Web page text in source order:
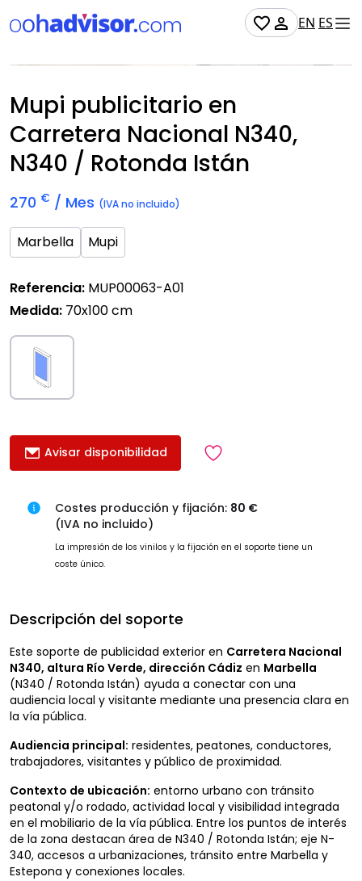
EN ES
No Disponible
Mupi publicitario en
Carretera Nacional N340,
N340 / Rotonda Istán
270 € / Mes (IVA no incluido)
Marbella Mupi
Referencia: MUP00063-A01
Medida: 70x100 cm
Avisar disponibilidad
Costes producción y fijación: 80 €
(IVA no incluido)
La impresión de los vinilos y la fijación en el soporte tiene un
coste único.
Descripción del soporte
Este soporte de publicidad exterior en Carretera Nacional
N340, altura Río Verde, dirección Cádiz en Marbella
(N340 / Rotonda Istán) ayuda a conectar con una
audiencia local y visitante mediante una presencia clara en
la vía pública.
Audiencia principal: residentes, peatones, conductores,
trabajadores, visitantes y público de proximidad.
Contexto de ubicación: entorno urbano con tránsito
peatonal y/o rodado, actividad local y visibilidad integrada
en el mobiliario de la vía pública. Entre los puntos de interés
de la zona destacan área de N340 / Rotonda Istán; eje N-
340, accesos a urbanizaciones, tránsito entre Marbella y
Estepona y conexiones locales.